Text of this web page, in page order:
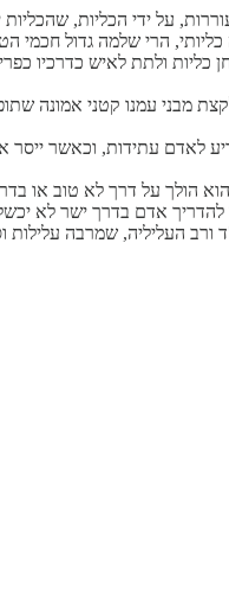
על ידי הכליות,
הרי שלמה גדול חכמי
כליות ולתת לאיש כדרכיו
מבני עמנו קטני אמונה
לאדם עתידות, וכאשר
הולך על דרך לא טוב או
אדם בדרך ישר לא